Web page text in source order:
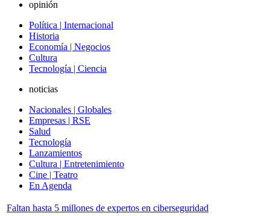
opinión
Política | Internacional
Historia
Economía | Negocios
Cultura
Tecnología | Ciencia
noticias
Nacionales | Globales
Empresas | RSE
Salud
Tecnología
Lanzamientos
Cultura | Entretenimiento
Cine | Teatro
En Agenda
Faltan hasta 5 millones de expertos en ciberseguridad